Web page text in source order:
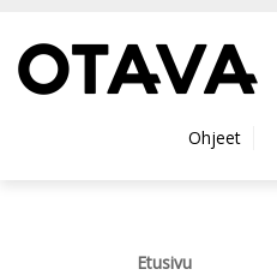
Ohjeet
Etusivu